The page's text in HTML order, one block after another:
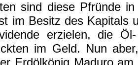
sind diese Pfründe
im Besitz des Kapitals
erzielen, die
im Geld. Nun
Erdölkönig Maduro